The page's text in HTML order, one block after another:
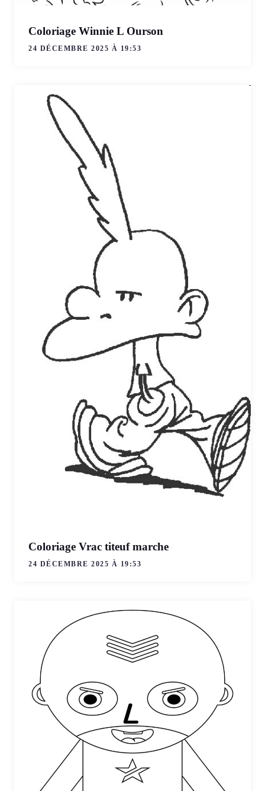
Coloriage Winnie L Ourson
24 DÉCEMBRE 2025 À 19:53
Coloriage Vrac titeuf marche
24 DÉCEMBRE 2025 À 19:53